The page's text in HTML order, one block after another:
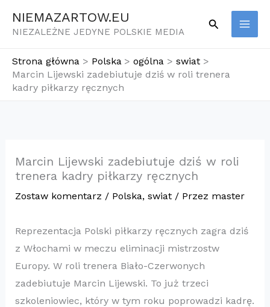
NIEMAZARTOW.EU
NIEZALEŻNE JEDYNE POLSKIE MEDIA
Szukaj
Strona główna Polska ogólna
swiat
Marcin Lijewski zadebiutuje dziś w roli trenera
kadry piłkarzy ręcznych
Marcin Lijewski zadebiutuje dziś w roli
trenera kadry piłkarzy ręcznych
Zostaw komentarz / Polska, swiat/ Przez master
Reprezentacja Polski piłkarzy ręcznych zagra dziś
z Włochami w meczu eliminacji mistrzostw
Europy. W roli trenera Biało-Czerwonych
zadebiutuje Marcin Lijewski. To już trzeci
szkoleniowiec, który w tym roku poprowadzi kadrę.